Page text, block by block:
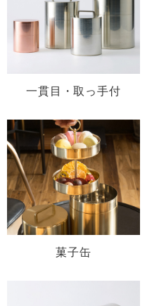
一貫目・取っ手付
菓子缶